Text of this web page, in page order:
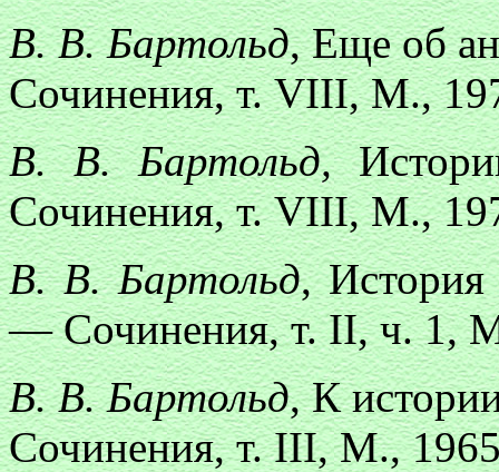
В. В. Бартольд, Еще об
Сочинения, т. VIII, М.,
В. В. Бартольд,
Сочинения, т. VIII, М.,
В. В. Бартольд, История
— Сочинения, т. II, ч. 1,
В. В. Бартольд, К
Сочинения, т. III, М.,